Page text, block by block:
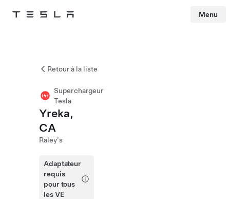
Tesla Menu
Retour à la liste
Superchargeur
Tesla
Yreka,
CA
Raley's
Adaptateur
requis
pour tous
les VE